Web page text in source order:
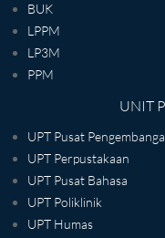
BUK
LPPM
LP3M
PPM
UNIT
UPT Pusat
UPT Perpustakaan
UPT Pusat Bahasa
UPT Poliklinik
UPT Humas